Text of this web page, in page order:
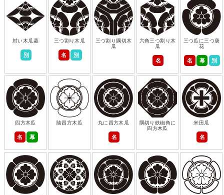
対い木瓜菱
別
三つ割り木瓜
名 別
三つ割り隅切木
瓜
六角三つ割り木
瓜
名
三つ瓜に三つ唐
花
名 幕 別
四方木瓜
名 幕
陰四方木瓜 丸に四方木瓜
名
隅切り鉄砲角に
四方木瓜
米田瓜
名